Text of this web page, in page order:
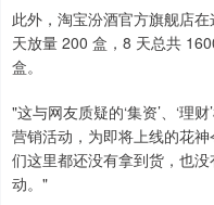
此外，淘宝汾酒官方旗舰店
天放量 200 盒，8 天总共
盒。
"这与网友质疑的‘集资’、‘理
营销活动，为即将上线的花
们这里都还没有拿到货，也没
动。"